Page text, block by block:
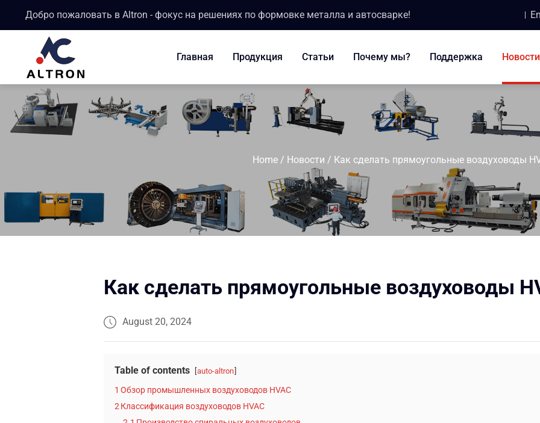
Добро пожаловать в Altron - фокус на решениях по формовке металла и автосварке!
Главная Продукция Статьи Почему мы? Поддержка Новости
Home/ Новости / Как сделать прямоугольные воздуховоды
Как сделать прямоугольные воздуховоды
August 20, 2024
Table of contents auto-altron
1 Обзор промышленных воздуховодов HVAC
2Классификация воздуховодов HVAC